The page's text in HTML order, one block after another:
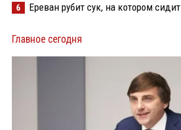
6 Ереван рубит сук, на котором сидит
Главное сегодня